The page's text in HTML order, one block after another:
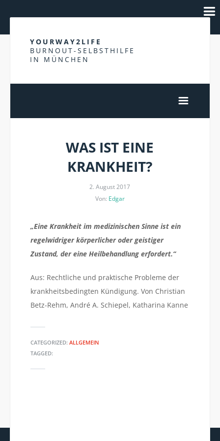
YOURWAY2LIFE
BURNOUT-SELBSTHILFE
IN MÜNCHEN
WAS IST EINE
KRANKHEIT?
2. August 2017
Von: Edgar
„Eine Krankheit im medizinischen Sinne ist ein
regelwidriger körperlicher oder geistiger
Zustand, der eine Heilbehandlung erfordert.“
Aus: Rechtliche und praktische Probleme der
krankheitsbedingten Kündigung. Von Christian
Betz-Rehm, André A. Schiepel, Katharina Kanne
CATEGORIZED: ALLGEMEIN
TAGGED: